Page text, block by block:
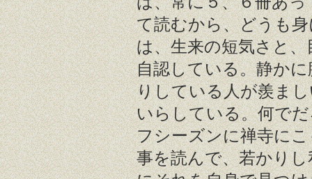
て読むから、どうも
は、生来の短気さと
自認している。静か
りしている人が羨ま
いらしている。何で
フシーズンに禅寺に
事を読んで、若かり